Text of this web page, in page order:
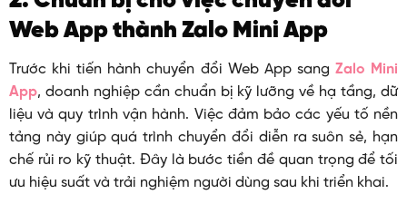
Web App thành Zalo Mini App
Trước khi tiến hành chuyển đổi Web App sangZalo Mini
App, doanh nghiệp cần chuẩn bị kỹ lưỡng về hạ tầng, dữ
liệu và quy trình vận hành. Việc đảm bảo các yếu tố nền
tảng này giúp quá trình chuyển đổi diễn ra suôn sẻ, hạn
chế rủi ro kỹ thuật. Đây là bước tiền đề quan trọng để tối
ưu hiệu suất và trải nghiệm người dùng sau khi triển khai.